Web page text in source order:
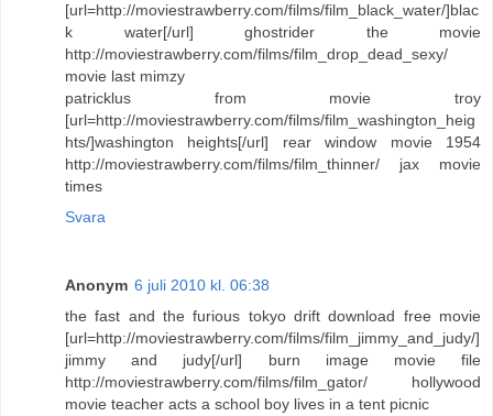
[url=http://moviestrawberry.com/films/film_black_water/]blac
k water[/url] ghostrider the movie
http://moviestrawberry.com/films/film_drop_dead_sexy/
movie last mimzy
patricklus from movie troy
[url=http://moviestrawberry.com/films/film_washington_heig
hts/]washington heights[/url] rear window movie 1954
http://moviestrawberry.com/films/film_thinner/ jax movie
times
Svara
Anonym 6 juli 2010 kl. 06:38
the fast and the furious tokyo drift download free movie
[url=http://moviestrawberry.com/films/film_jimmy_and_judy/]
jimmy and judy[/url] burn image movie file
http://moviestrawberry.com/films/film_gator/ hollywood
movie teacher acts a school boy lives in a tent picnic